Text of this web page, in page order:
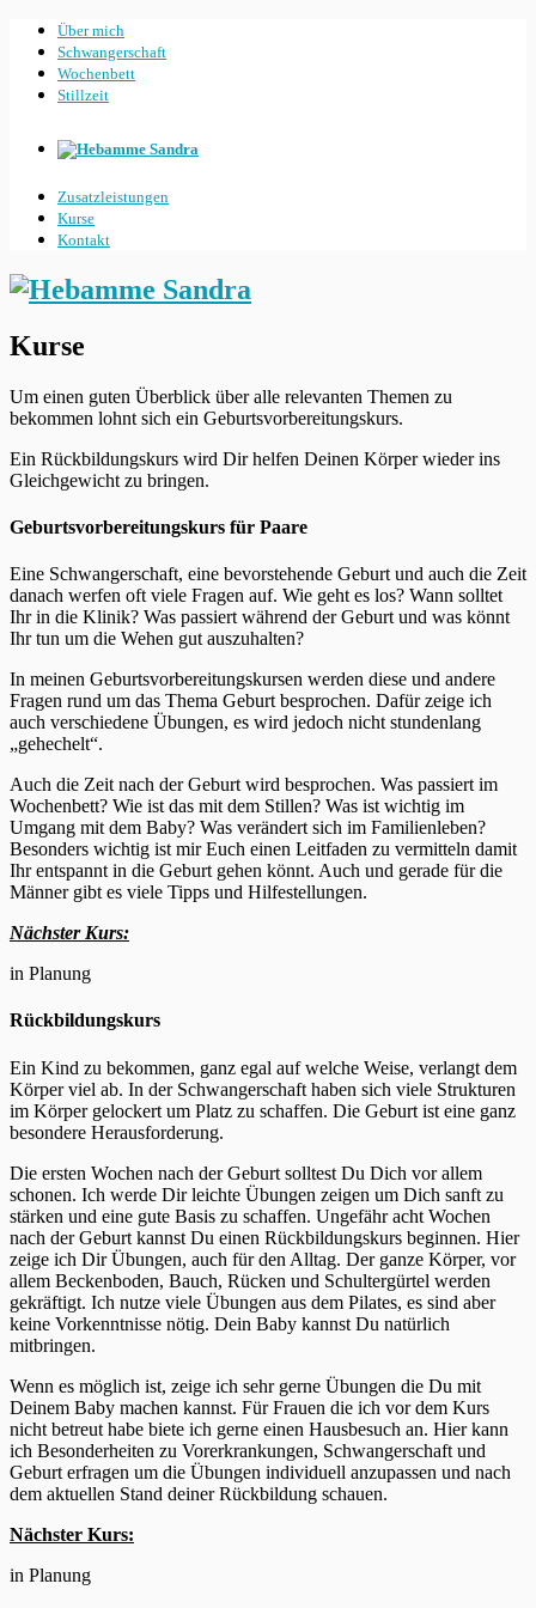
Über mich
Schwangerschaft
Wochenbett
Stillzeit
Zusatzleistungen
Kurse
Kontakt
Kurse
Um einen guten Überblick über alle relevanten Themen zu
bekommen lohnt sich ein Geburtsvorbereitungskurs.
Ein Rückbildungskurs wird Dir helfen Deinen Körper wieder ins
Gleichgewicht zu bringen.
Geburtsvorbereitungskurs für Paare
Eine Schwangerschaft, eine bevorstehende Geburt und auch die Zeit
danach werfen oft viele Fragen auf. Wie geht es los? Wann solltet
Ihr in die Klinik? Was passiert während der Geburt und was könnt
Ihr tun um die Wehen gut auszuhalten?
In meinen Geburtsvorbereitungskursen werden diese und andere
Fragen rund um das Thema Geburt besprochen. Dafür zeige ich
auch verschiedene Übungen, es wird jedoch nicht stundenlang
„gehechelt“.
Auch die Zeit nach der Geburt wird besprochen. Was passiert im
Wochenbett? Wie ist das mit dem Stillen? Was ist wichtig im
Umgang mit dem Baby? Was verändert sich im Familienleben?
Besonders wichtig ist mir Euch einen Leitfaden zu vermitteln damit
Ihr entspannt in die Geburt gehen könnt. Auch und gerade für die
Männer gibt es viele Tipps und Hilfestellungen.
Nächster Kurs:
in Planung
Rückbildungskurs
Ein Kind zu bekommen, ganz egal auf welche Weise, verlangt dem
Körper viel ab. In der Schwangerschaft haben sich viele Strukturen
im Körper gelockert um Platz zu schaffen. Die Geburt ist eine ganz
besondere Herausforderung.
Die ersten Wochen nach der Geburt solltest Du Dich vor allem
schonen. Ich werde Dir leichte Übungen zeigen um Dich sanft zu
stärken und eine gute Basis zu schaffen. Ungefähr acht Wochen
nach der Geburt kannst Du einen Rückbildungskurs beginnen. Hier
zeige ich Dir Übungen, auch für den Alltag. Der ganze Körper, vor
allem Beckenboden, Bauch, Rücken und Schultergürtel werden
gekräftigt. Ich nutze viele Übungen aus dem Pilates, es sind aber
keine Vorkenntnisse nötig. Dein Baby kannst Du natürlich
mitbringen.
Wenn es möglich ist, zeige ich sehr gerne Übungen die Du mit
Deinem Baby machen kannst. Für Frauen die ich vor dem Kurs
nicht betreut habe biete ich gerne einen Hausbesuch an. Hier kann
ich Besonderheiten zu Vorerkrankungen, Schwangerschaft und
Geburt erfragen um die Übungen individuell anzupassen und nach
dem aktuellen Stand deiner Rückbildung schauen.
Nächster Kurs:
in Planung